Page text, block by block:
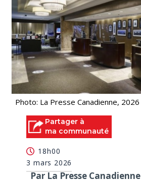
Photo: La Presse Canadienne, 2026
Partager à
ma communauté
18h00
3 mars 2026
Par La Presse Canadienne